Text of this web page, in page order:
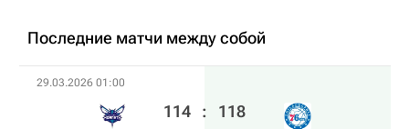
Последние матчи между собой
29.03.2026 01:00
114 : 118